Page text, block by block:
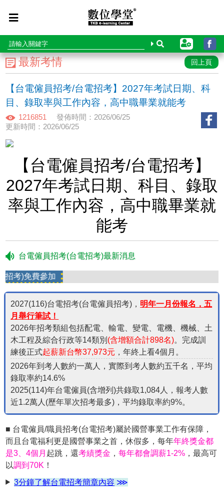
最新考情 回上頁
【台電僱員招考/台電招考】2027年考試日期、科
目、錄取率與工作內容，高中職畢業就能考
1216851
發佈時間：2026/06/25
更新時間：2026/06/25
【台電僱員招考/台電招考】
2027年考試日期、科目、錄取
率與工作內容，高中職畢業就
能考
台電僱員招考(台電招考)最新消息
費參加
2027(116)台電招考(台電僱員招考)， 明年一月份報名，五
月舉行筆試！
2026年招考類組包括配電、輸電、變電、電機、機械、土
木工程及綜合行政等14類別 (含增額合計898名)。完成訓
練後正式起薪新台幣37,973元 ，年終上看4個月。
2026年到考人數約一萬人，實際到考人數約五千名，平均
錄取率約14.6%
2025(114)年台電僱員(含增列)共錄取1,084人，報考人數
近1.2萬人(歷年單次招考最多)，平均錄取率約9%。
■ 台電僱員/職員招考(台電招考)屬於國營事業工作有保障，
而且台電福利更是國營事業之首，休假多，每年年終獎金都
是3、4個月 起跳，還考績獎金 ，每年都會調薪1-2% ，最高可
以調到70K ！
3分鐘了解台電招考簡章內容 ⋙